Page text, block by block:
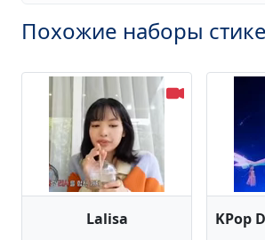
Похожие наборы
Lalisa KPop